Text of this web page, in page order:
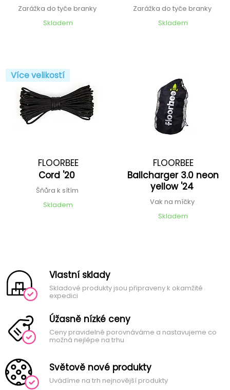
Zarážka do tyče branky
Skladem
Zarážka do tyče branky
Skladem
Více velikostí
FLOORBEE
Cord '20
Šňůra k sítím
Skladem
FLOORBEE
Ballcharger 3.0 neon
yellow '24
Vak na míčky
Skladem
Vlastní sklady
Skladové produkty jsou připraveny k okamžité
expedici
Úžasně nízké ceny
Ceny pravidelně porovnáváme a nastavujeme co
možná nejlépe na trhu
Světově nové produkty
Uvádíme na trh nejnovější produkty